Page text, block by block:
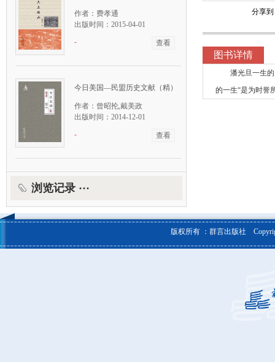
作者：费孝通
出版时间：2015-04-01
-
查看
今日美国—民盟历史文献（精）
作者：曾昭抡,戴美政
出版时间：2014-12-01
-
查看
浏览记录 ···
分享
图书详情
潘光旦一生
的一生“是为时誉
版权所有 ：群言出版社